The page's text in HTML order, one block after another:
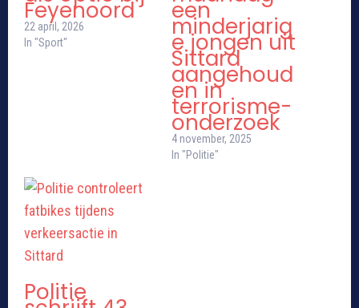
Feyenoord
22 april, 2026
In "Sport"
een
minderjarig
e jongen uit
Sittard
aangehoud
en in
terrorisme-
onderzoek
4 november, 2025
In "Politie"
Politie